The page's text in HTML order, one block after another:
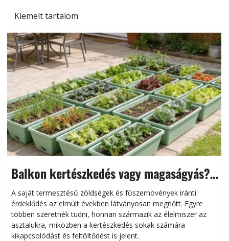
Kiemelt tartalom
Balkon kertészkedés vagy magaságyás?
Helytakarékos kertészkedés
A saját termesztésű zöldségek és fűszernövények iránti
érdeklődés az elmúlt években látványosan megnőtt. Egyre
többen szeretnék tudni, honnan származik az élelmiszer az
asztalukra, miközben a kertészkedés sokak számára
kikapcsolódást és feltöltődést is jelent.